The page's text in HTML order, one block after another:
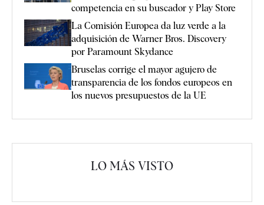
competencia en su buscador y Play Store
La Comisión Europea da luz verde a la
adquisición de Warner Bros. Discovery
por Paramount Skydance
Bruselas corrige el mayor agujero de
transparencia de los fondos europeos en
los nuevos presupuestos de la UE
LO MÁS VISTO